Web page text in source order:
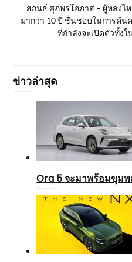
สกนธ์ ศุภพรโอภาส – ผู้หลงไ
มากว่า 10 ปี ชื่นชอบในการค้น
ที่กำลังจะเปิดตัวทั้ง
ข่าวล่าสุด
Ora 5 จะมาพร้อมขุมพ